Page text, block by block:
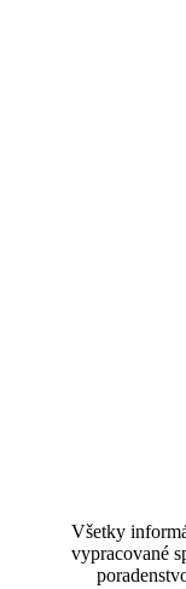
Všetky
vypracované